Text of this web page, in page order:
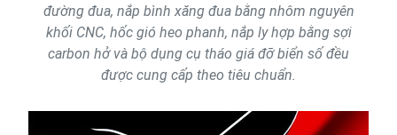
đường đua, nắp bình xăng đua bằng nhôm nguyên
khối CNC, hốc gió heo phanh, nắp ly hợp bằng sợi
carbon hở và bộ dụng cụ tháo giá đỡ biển số đều
được cung cấp theo tiêu chuẩn.